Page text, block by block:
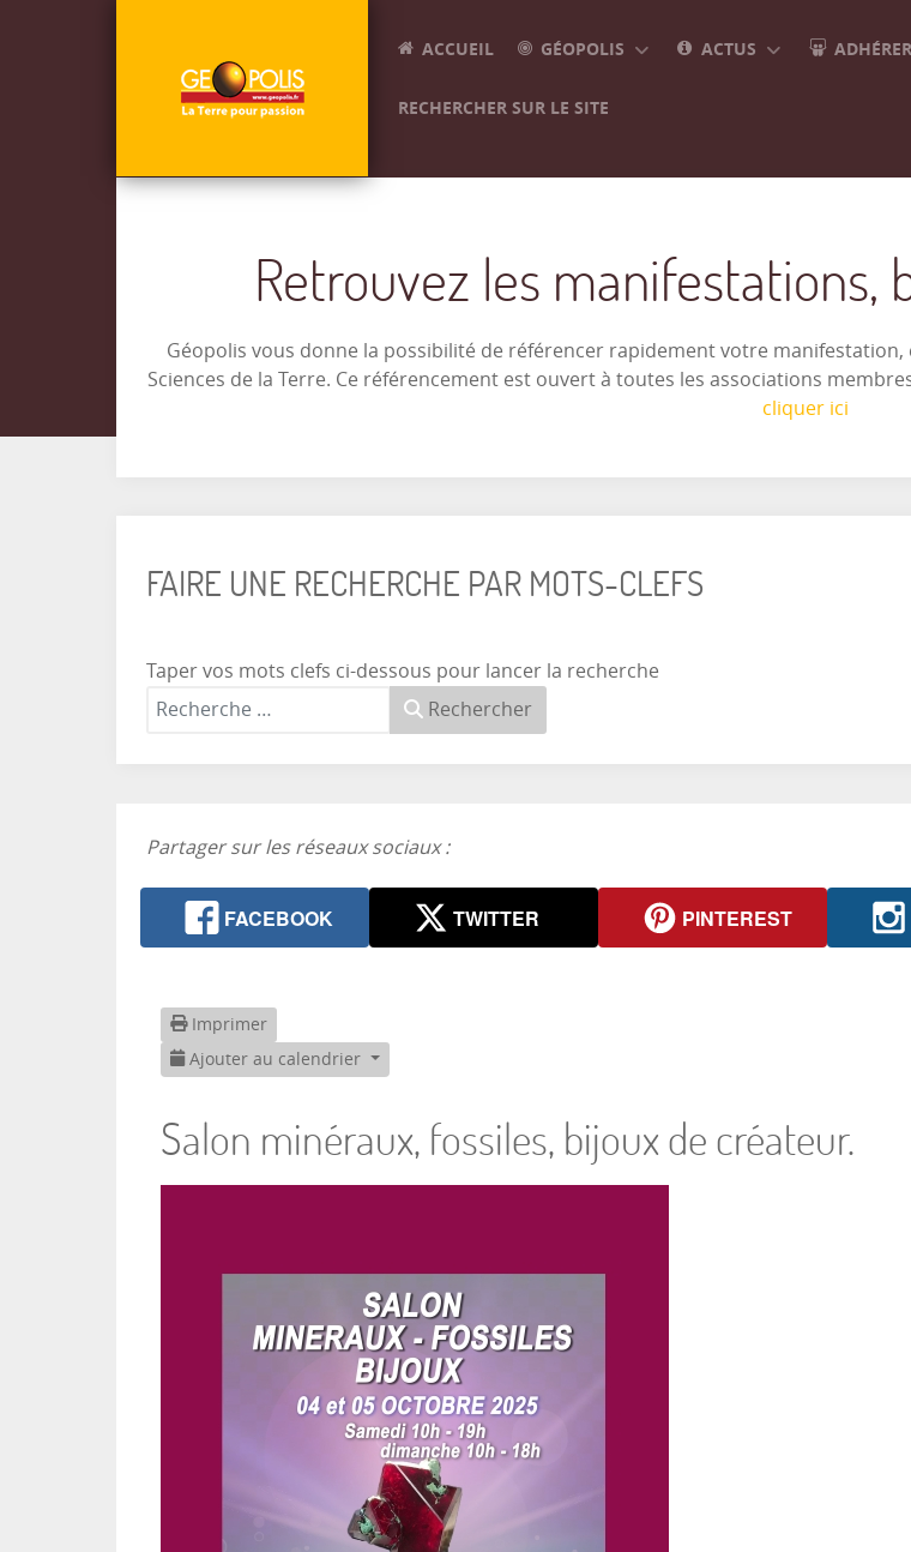
ACCUEIL GÉOPOLIS ACTUS ADHÉRER
RECHERCHER SUR LE SITE
Retrouvez les manifestations,
Géopolis vous donne la possibilité de référencer rapidement votre
Sciences de la Terre. Ce référencement est ouvert à toutes les associations
cliquer ici
FAIRE UNE RECHERCHE PAR MOTS-CLEFS
Taper vos mots clefs ci-dessous pour lancer la recherche
Rechercher
Partager sur les réseaux sociaux :
FACEBOOK TWITTER PINTEREST
Imprimer
Ajouter au calendrier
Salon minéraux, fossiles, bijoux de créateur.